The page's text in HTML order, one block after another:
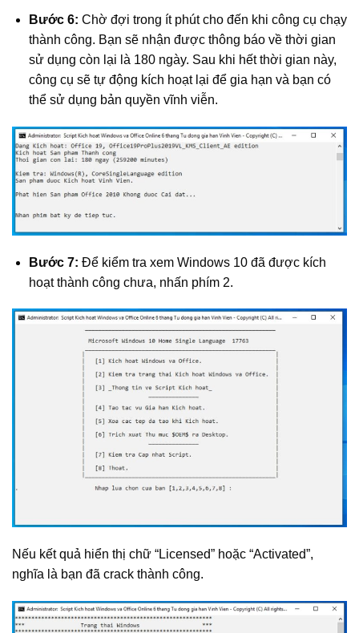
Bước 6: Chờ đợi trong ít phút cho đến khi công cụ chạy
thành công. Bạn sẽ nhận được thông báo về thời gian
sử dụng còn lại là 180 ngày. Sau khi hết thời gian này,
công cụ sẽ tự động kích hoạt lại để gia hạn và bạn có
thể sử dụng bản quyền vĩnh viễn.
Bước 7: Để kiểm tra xem Windows 10 đã được kích
hoạt thành công chưa, nhấn phím 2.
Nếu kết quả hiển thị chữ “Licensed” hoặc “Activated”,
nghĩa là bạn đã crack thành công.